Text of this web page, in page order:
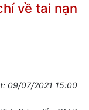
về tai nạn
09/07/2021 15:00